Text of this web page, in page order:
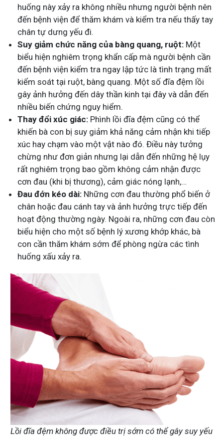
huống này xảy ra không nhiều nhưng người bệnh nên
đến bệnh viện để thăm khám và kiểm tra nếu thấy tay
chân tự dưng yếu đi.
Suy giảm chức năng của bàng quang, ruột: Một
biểu hiện nghiêm trọng khẩn cấp mà người bệnh cần
đến bệnh viện kiểm tra ngay lập tức là tình trạng mất
kiểm soát tại ruột, bàng quang. Một số đĩa đệm lồi
gây ảnh hưởng đến dây thần kinh tại đây và dẫn đến
nhiều biến chứng nguy hiểm.
Thay đổi xúc giác: Phình lồi đĩa đệm cũng có thể
khiến bà con bị suy giảm khả năng cảm nhận khi tiếp
xúc hay chạm vào một vật nào đó. Điều này tưởng
chừng như đơn giản nhưng lại dẫn đến những hệ lụy
rất nghiêm trọng bao gồm không cảm nhận được
cơn đau (khi bị thương), cảm giác nóng lạnh,…
Đau đớn kéo dài: Những cơn đau thường phổ biến ở
chân hoặc đau cánh tay và ảnh hưởng trực tiếp đến
hoạt động thường ngày. Ngoài ra, những cơn đau còn
biểu hiện cho một số bệnh lý xương khớp khác, bà
con cần thăm khám sớm để phòng ngừa các tình
huống xấu xảy ra.
Lồi đĩa đệm không được điều trị sớm có thể gây suy yếu